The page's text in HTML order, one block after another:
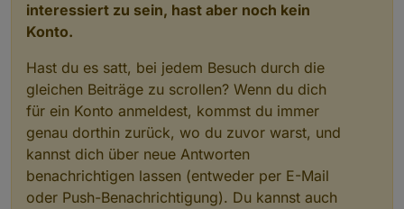
interessiert zu sein, hast aber noch kein
Konto.
Hast du es satt, bei jedem Besuch durch die
gleichen Beiträge zu scrollen? Wenn du dich
für ein Konto anmeldest, kommst du immer
genau dorthin zurück, wo du zuvor warst, und
kannst dich über neue Antworten
benachrichtigen lassen (entweder per E-Mail
oder Push-Benachrichtigung). Du kannst auch